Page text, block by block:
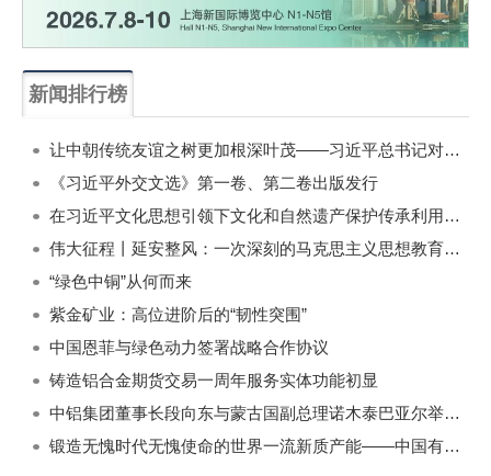
新闻排行榜
让中朝传统友谊之树更加根深叶茂——习近平总书记对朝鲜进行国事访问纪实
《习近平外交文选》第一卷、第二卷出版发行
在习近平文化思想引领下文化和自然遗产保护传承利用工作开创新局面
伟大征程丨延安整风：一次深刻的马克思主义思想教育运动
“绿色中铜”从何而来
紫金矿业：高位进阶后的“韧性突围”
中国恩菲与绿色动力签署战略合作协议
铸造铝合金期货交易一周年服务实体功能初显
中铝集团董事长段向东与蒙古国副总理诺木泰巴亚尔举行会谈
锻造无愧时代无愧使命的世界一流新质产能——中国有色金属工业的战略应对与破局之道（二）